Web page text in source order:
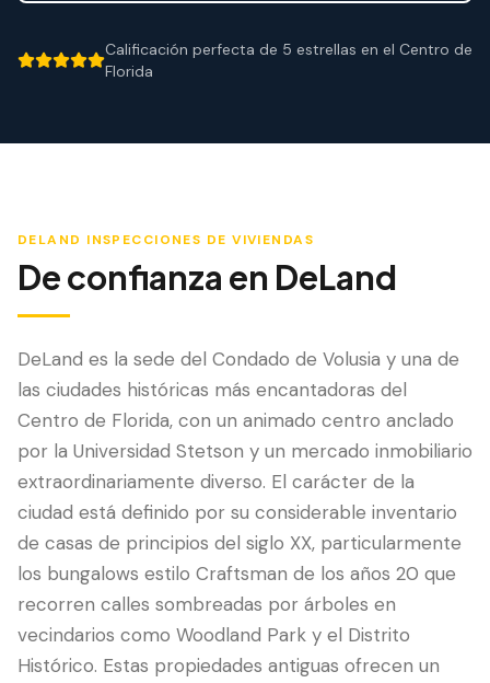
Mitigación de Viento
Certificación de Techo
Mantenimiento Anual
Imagen Térmica
Inspección por Drone
5 out of 5 stars.
Calificación perfecta de 5 estrellas en el Centro de
Florida
DELAND INSPECCIONES DE VIVIENDAS
De confianza en DeLand
DeLand es la sede del Condado de Volusia y una de
las ciudades históricas más encantadoras del
Centro de Florida, con un animado centro anclado
por la Universidad Stetson y un mercado inmobiliario
extraordinariamente diverso. El carácter de la
ciudad está definido por su considerable inventario
de casas de principios del siglo XX, particularmente
los bungalows estilo Craftsman de los años 20 que
recorren calles sombreadas por árboles en
vecindarios como Woodland Park y el Distrito
Histórico. Estas propiedades antiguas ofrecen un